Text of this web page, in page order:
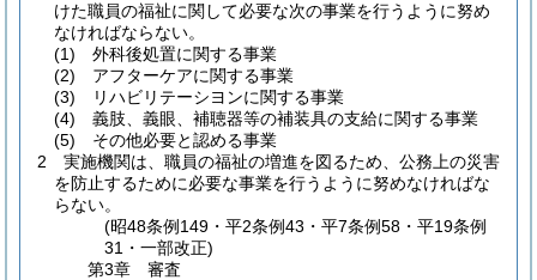
けた職員の福祉に関して必要な次の事業を行うように努め
なければならない。
(1)
外科後処置に関する事業
(2)
アフターケアに関する事業
(3)
リハビリテーシヨンに関する事業
(4)
義肢、義眼、補聴器等の補装具の支給に関する事業
(5)
その他必要と認める事業
2
実施機関は、職員の福祉の増進を図るため、公務上の災害
を防止するために必要な事業を行うように努めなければな
らない。
(昭48条例149・平2条例43・平7条例58・平19条例
31・一部改正)
第3章
審査